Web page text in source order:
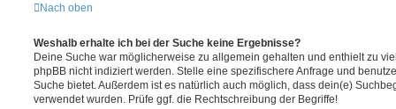
Nach oben
Weshalb erhalte ich bei der Suche keine Ergebnisse?
Deine Suche war möglicherweise zu allgemein gehalten und enthielt zu
phpBB nicht indiziert werden. Stelle eine spezifischere Anfrage und
Suche bietet. Außerdem ist es natürlich auch möglich, dass dein(e)
verwendet wurden. Prüfe ggf. die Rechtschreibung der Begriffe!